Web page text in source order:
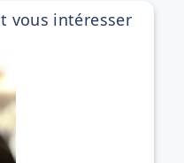
vous intéresser